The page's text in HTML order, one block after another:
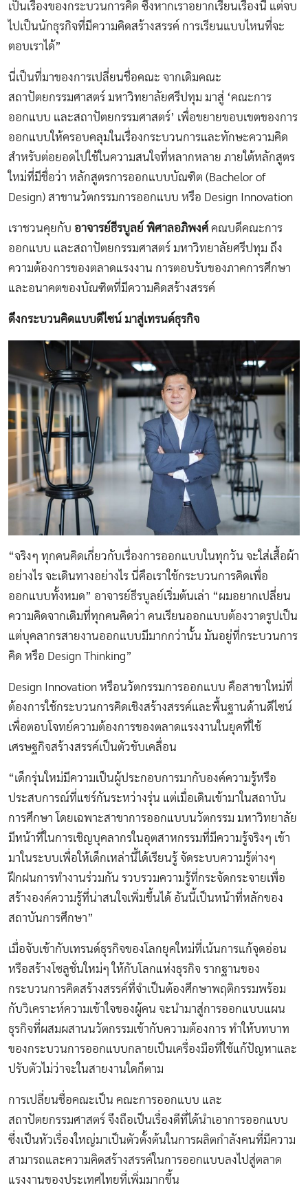
เป็นเรื่องของกระบวนการคิด ซึ่งหากเราอยากเรียนเรื่องนี้ แต่จบ
ไปเป็นนักธุรกิจที่มีความคิดสร้างสรรค์ การเรียนแบบไหนที่จะ
ตอบเราได้”
นี่เป็นที่มาของการเปลี่ยนชื่อคณะ จากเดิมคณะ
สถาปัตยกรรมศาสตร์ มหาวิทยาลัยศรีปทุม มาสู่ ‘คณะการ
ออกแบบ และสถาปัตยกรรมศาสตร์’ เพื่อขยายขอบเขตของการ
ออกแบบให้ครอบคลุมในเรื่องกระบวนการและทักษะความคิด
สำหรับต่อยอดไปใช้ในความสนใจที่หลากหลาย ภายใต้หลักสูตร
ใหม่ที่มีชื่อว่า หลักสูตรการออกแบบบัณฑิต (Bachelor of
Design) สาขานวัตกรรมการออกแบบ หรือ Design Innovation
เราชวนคุยกับ อาจารย์ธีรบูลย์ พิศาลอภิพงศ์ คณบดีคณะการ
ออกแบบ และสถาปัตยกรรมศาสตร์ มหาวิทยาลัยศรีปทุม ถึง
ความต้องการของตลาดแรงงาน การตอบรับของภาคการศึกษา
และอนาคตของบัณฑิตที่มีความคิดสร้างสรรค์
ดึงกระบวนคิดแบบดีไซน์ มาสู่เทรนด์ธุรกิจ
“จริงๆ ทุกคนคิดเกี่ยวกับเรื่องการออกแบบในทุกวัน จะใส่เสื้อผ้า
อย่างไร จะเดินทางอย่างไร นี่คือเราใช้กระบวนการคิดเพื่อ
ออกแบบทั้งหมด” อาจารย์ธีรบูลย์เริ่มต้นเล่า “ผมอยากเปลี่ยน
ความคิดจากเดิมที่ทุกคนคิดว่า คนเรียนออกแบบต้องวาดรูปเป็น
แต่บุคลากรสายงานออกแบบมีมากกว่านั้น มันอยู่ที่กระบวนการ
คิด หรือ Design Thinking”
Design Innovation หรือนวัตกรรมการออกแบบ คือสาขาใหม่ที่
ต้องการใช้กระบวนการคิดเชิงสร้างสรรค์และพื้นฐานด้านดีไซน์
เพื่อตอบโจทย์ความต้องการของตลาดแรงงานในยุคที่ใช้
เศรษฐกิจสร้างสรรค์เป็นตัวขับเคลื่อน
“เด็กรุ่นใหม่มีความเป็นผู้ประกอบการมากับองค์ความรู้หรือ
ประสบการณ์ที่แชร์กันระหว่างรุ่น แต่เมื่อเดินเข้ามาในสถาบัน
การศึกษา โดยเฉพาะสาขาการออกแบบนวัตกรรม มหาวิทยาลัย
มีหน้าที่ในการเชิญบุคลากรในอุตสาหกรรมที่มีความรู้จริงๆ เข้า
มาในระบบเพื่อให้เด็กเหล่านี้ได้เรียนรู้ จัดระบบความรู้ต่างๆ
ฝึกฝนการทำงานร่วมกัน รวบรวมความรู้ที่กระจัดกระจายเพื่อ
สร้างองค์ความรู้ที่น่าสนใจเพิ่มขึ้นได้ อันนี้เป็นหน้าที่หลักของ
สถาบันการศึกษา”
เมื่อจับเข้ากับเทรนด์ธุรกิจของโลกยุคใหม่ที่เน้นการแก้จุดอ่อน
หรือสร้างโซลูชั่นใหม่ๆ ให้กับโลกแห่งธุรกิจ รากฐานของ
กระบวนการคิดสร้างสรรค์ทื่จำเป็นต้องศึกษาพฤติกรรมพร้อม
กับวิเคราะห์ความเข้าใจของผู้คน จะนำมาสู่การออกแบบแผน
ธุรกิจที่ผสมผสานนวัตกรรมเข้ากับความต้องการ ทำให้บทบาท
ของกระบวนการออกแบบกลายเป็นเครื่องมือที่ใช้แก้ปัญหาและ
ปรับตัวไม่ว่าจะในสายงานใดก็ตาม
การเปลี่ยนชื่อคณะเป็น คณะการออกแบบ และ
สถาปัตยกรรมศาสตร์ จึงถือเป็นเรื่องดีที่ได้นำเอาการออกแบบ
ซึ่งเป็นหัวเรื่องใหญ่มาเป็นตัวตั้งต้นในการผลิตกำลังคนที่มีความ
สามารถและความคิดสร้างสรรค์ในการออกแบบลงไปสู่ตลาด
แรงงานของประเทศไทยที่เพิ่มมากขึ้น